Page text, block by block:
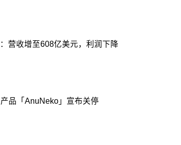
营收增至608亿美元，利润下降
品「AnuNeko」宣布关停